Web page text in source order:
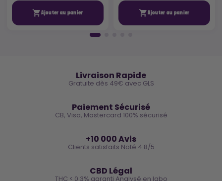
Ajouter au panier Ajouter au panier
Livraison Rapide
Gratuite dès 49€ avec GLS
Paiement Sécurisé
CB, Visa, Mastercard 100% sécurisé
+10 000 Avis
Clients satisfaits Noté 4.8/5
CBD Légal
THC < 0.3% garanti Analysé en labo